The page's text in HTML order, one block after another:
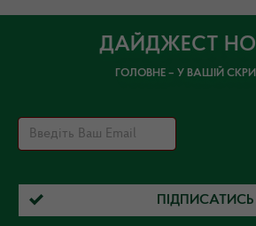
ДАЙДЖЕСТ
ГОЛОВНЕ – У ВАШІЙ
ПІДПИСАТИСЬ